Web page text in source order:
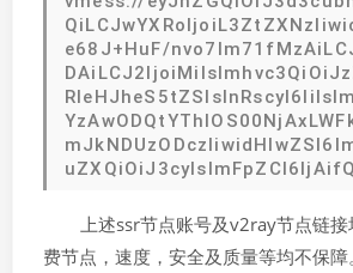
e68J+HuF/
上述ssr节点账号及v2ray节点链
费节点，速度，安全及质量等均不保障。